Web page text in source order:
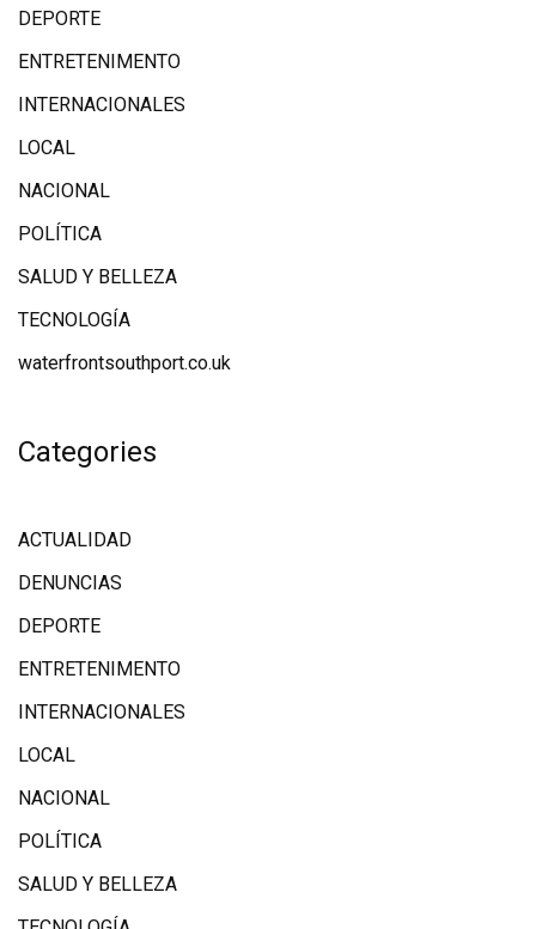
DEPORTE
ENTRETENIMENTO
INTERNACIONALES
LOCAL
NACIONAL
POLÍTICA
SALUD Y BELLEZA
TECNOLOGÍA
waterfrontsouthport.co.uk
Categories
ACTUALIDAD
DENUNCIAS
DEPORTE
ENTRETENIMENTO
INTERNACIONALES
LOCAL
NACIONAL
POLÍTICA
SALUD Y BELLEZA